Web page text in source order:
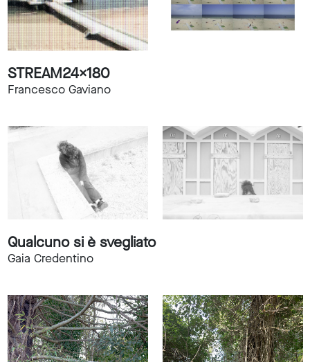
STREAM24X180
Francesco Gaviano
Qualcuno si è svegliato
Gaia Credentino